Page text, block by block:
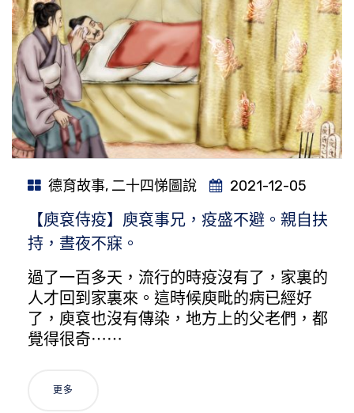
德育故事, 二十四悌圖說 2021-12-05
【庾袞侍疫】庾袞事兄，疫盛不避。親自扶
持，晝夜不寐。
過了一百多天，流行的時疫沒有了，家裏的
人才回到家裏來。這時候庾毗的病已經好
了，庾袞也沒有傳染，地方上的父老們，都
覺得很奇⋯⋯
更多